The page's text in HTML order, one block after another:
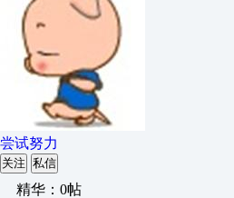
尝试努力
关注 私信
精华：0帖